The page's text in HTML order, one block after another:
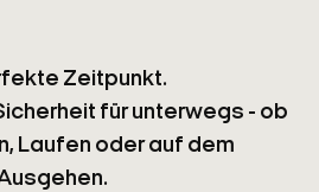
Zeitpunkt.
für unterwegs - ob
Laufen oder auf dem